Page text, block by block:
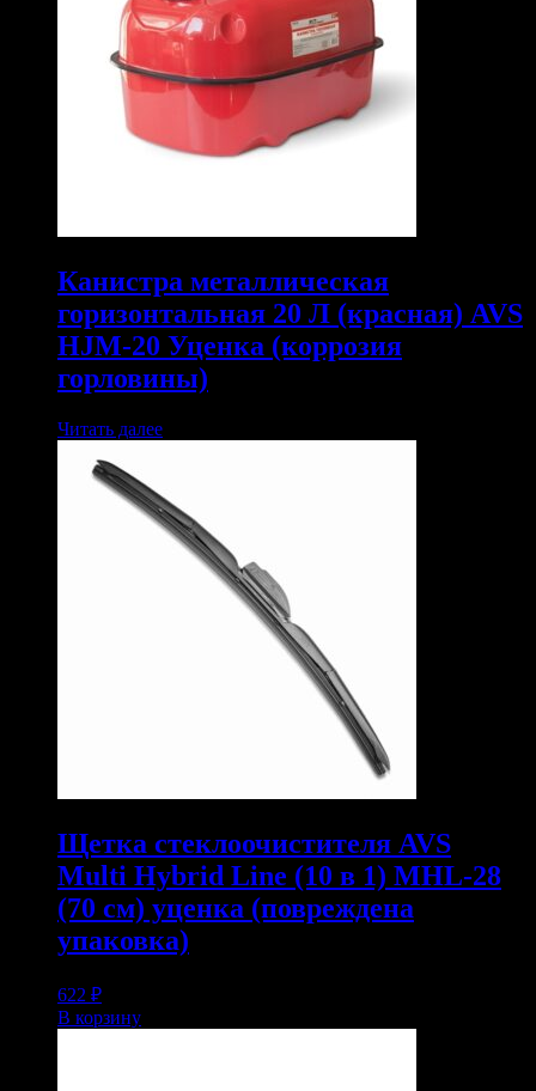
Канистра металлическая
горизонтальная 20 Л (красная) AVS
HJM-20 Уценка (коррозия
горловины)
Читать далее
Щетка стеклоочистителя AVS
Multi Hybrid Line (10 в 1) MHL-28
(70 см) уценка (повреждена
упаковка)
622 ₽
В корзину